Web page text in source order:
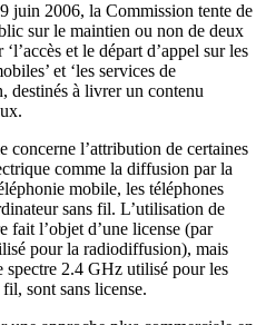
juin 2006, la Commission tente de
sur le maintien ou non de deux
et le départ d’appel sur les
et ‘les services de
destinés à livrer un contenu
concerne l’attribution de certaines
comme la diffusion par la
mobile, les téléphones
sans fil. L’utilisation de
fait l’objet d’une license (par
pour la radiodiffusion), mais
spectre 2.4 GHz utilisé pour les
sont sans license.